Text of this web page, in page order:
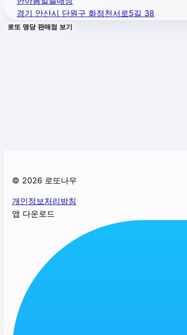
경기 안산시 단원구 화정천서로5길 38
로또 명당 판매점 보기
© 2026 로또나우
개인정보처리방침
앱 다운로드